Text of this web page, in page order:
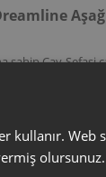
sahip Çay
ve güvenle
ile kontrol
kullanır. Web
olursunuz.